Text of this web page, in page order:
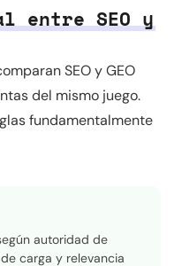
entre SEO y
SEO y GEO
del mismo juego.
fundamentalmente
autoridad de
carga y relevancia